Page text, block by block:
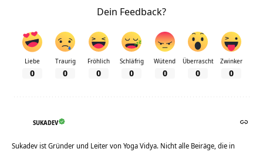
Dein Feedback?
Liebe
0
Traurig
0
Fröhlich
0
Schläfrig
0
Wütend
0
Überrascht
0
Zwinker
0
SUKADEV
Sukadev ist Gründer und Leiter von Yoga Vidya. Nicht alle Beiräge, die in